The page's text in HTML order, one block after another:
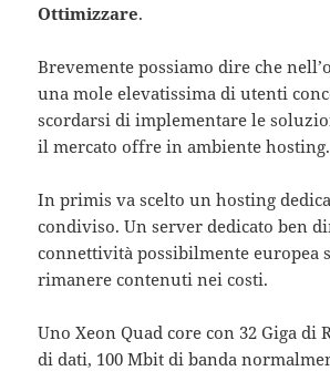
Ottimizzare.
Brevemente possiamo dire che
una mole elevatissima di utenti
scordarsi di implementare le
il mercato offre in ambiente hosting.
In primis va scelto un hosting
condiviso. Un server dedicato ben
connettività possibilmente europea
rimanere contenuti nei costi.
Uno Xeon Quad core con 32 Giga di
di dati, 100 Mbit di banda